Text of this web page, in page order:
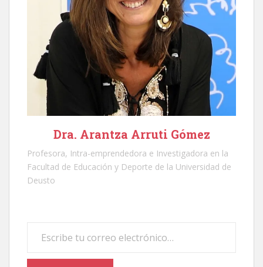
Dra. Arantza Arruti Gómez
Profesora, Intra-emprendedora e Investigadora en la
Facultad de Educación y Deporte de la Universidad de
Deusto